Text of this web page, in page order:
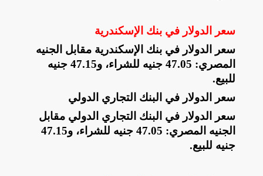
سعر الدولار في بنك الإسكندرية
سعر الدولار في بنك الإسكندرية مقابل الجنيه
المصري: 47.05 جنيه للشراء، و47.15 جنيه
للبيع.
سعر الدولار في البنك التجاري الدولي
سعر الدولار في البنك التجاري الدولي مقابل
الجنيه المصري: 47.05 جنيه للشراء، و47.15
جنيه للبيع.